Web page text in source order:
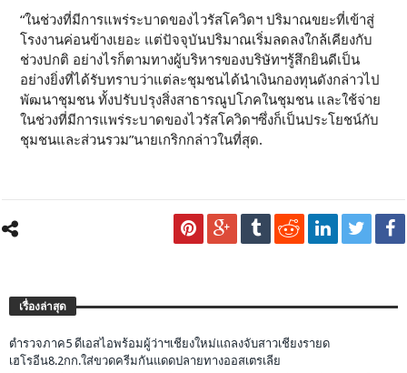
“ในช่วงที่มีการแพร่ระบาดของไวรัสโควิดฯ ปริมาณขยะที่เข้าสู่
โรงงานค่อนข้างเยอะ แต่ปัจจุบันปริมาณเริ่มลดลงใกล้เคียงกับ
ช่วงปกติ อย่างไรก็ตามทางผู้บริหารของบริษัทฯรู้สึกยินดีเป็น
อย่างยิ่งที่ได้รับทราบว่าแต่ละชุมชนได้นำเงินกองทุนดังกล่าวไป
พัฒนาชุมชน ทั้งปรับปรุงสิ่งสาธารณูปโภคในชุมชน และใช้จ่าย
ในช่วงที่มีการแพร่ระบาดของไวรัสโควิดฯซึ่งก็เป็นประโยชน์กับ
ชุมชนและส่วนรวม”นายเกริกกล่าวในที่สุด.
เรื่องล่าสุด
ตำรวจภาค5 ดีเอสไอพร้อมผู้ว่าฯเชียงใหม่แถลงจับสาวเชียงรายด
เฮโรอีน8.2กก.ใส่ขวดครีมกันแดดปลายทางออสเตรเลีย